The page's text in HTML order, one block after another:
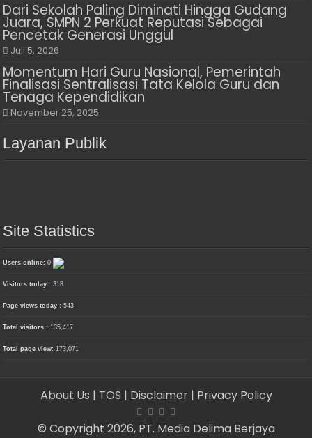
Dari Sekolah Paling Diminati Hingga Gudang
Juara, SMPN 2 Perkuat Reputasi Sebagai
Pencetak Generasi Unggul
Juli 5, 2026
Momentum Hari Guru Nasional, Pemerintah
Finalisasi Sentralisasi Tata Kelola Guru dan
Tenaga Kependidikan
November 25, 2025
Layanan Publik
Site Statistics
Users online:0
Visitors today :318
Page views today :543
Total visitors :135,417
Total page view:173,071
About Us | TOS | Disclaimer | Privacy Policy
© Copyright 2026, PT. Media Delima Berjaya